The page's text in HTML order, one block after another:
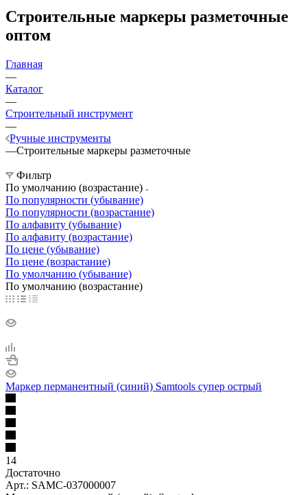
Строительные маркеры разметочные
оптом
Главная
—
Каталог
—
Строительный инструмент
—
Ручные инструменты
—Строительные маркеры разметочные
Фильтр
По умолчанию (возрастание)
По популярности (убывание)
По популярности (возрастание)
По алфавиту (убывание)
По алфавиту (возрастание)
По цене (убывание)
По цене (возрастание)
По умолчанию (убывание)
По умолчанию (возрастание)
Маркер перманентный (синий) Samtools супер острый
14
Достаточно
Арт.: SAMC-037000007